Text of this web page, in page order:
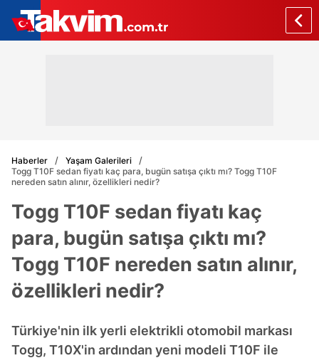
Haberler
Yaşam Galerileri
Togg T10F sedan fiyatı kaç para, bugün satışa çıktı mı? Togg T10F
nereden satın alınır, özellikleri nedir?
Togg T10F sedan fiyatı kaç
para, bugün satışa çıktı mı?
Togg T10F nereden satın alınır,
özellikleri nedir?
Türkiye'nin ilk yerli elektrikli otomobil markası
Togg, T10X'in ardından yeni modeli T10F ile